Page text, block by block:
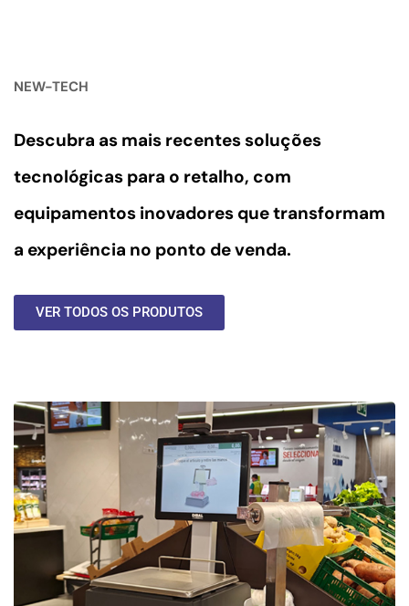
NEW-TECH
Descubra as mais recentes soluções
tecnológicas para o retalho, com
equipamentos inovadores que transformam
a experiência no ponto de venda.
VER TODOS OS PRODUTOS